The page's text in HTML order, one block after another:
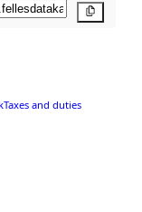
Taxes and duties